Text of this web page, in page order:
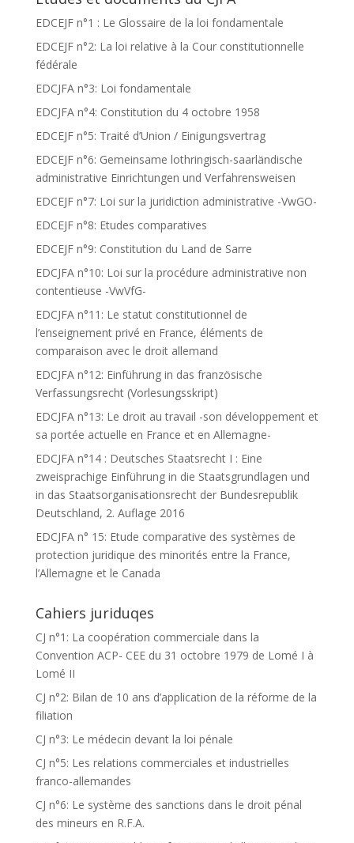
EDCEJF n°1 : Le Glossaire de la loi fondamentale
EDCEJF n°2: La loi relative à la Cour constitutionnelle
fédérale
EDCJFA n°3: Loi fondamentale
EDCJFA n°4: Constitution du 4 octobre 1958
EDCEJF n°5: Traité d’Union / Einigungsvertrag
EDCEJF n°6: Gemeinsame lothringisch-saarländische
administrative Einrichtungen und Verfahrensweisen
EDCEJF n°7: Loi sur la juridiction administrative -VwGO-
EDCEJF n°8: Etudes comparatives
EDCEJF n°9: Constitution du Land de Sarre
EDCJFA n°10: Loi sur la procédure administrative non
contentieuse -VwVfG-
EDCJFA n°11: Le statut constitutionnel de
l’enseignement privé en France, éléments de
comparaison avec le droit allemand
EDCJFA n°12: Einführung in das französische
Verfassungsrecht (Vorlesungsskript)
EDCJFA n°13: Le droit au travail -son développement et
sa portée actuelle en France et en Allemagne-
EDCJFA n°14 : Deutsches Staatsrecht I : Eine
zweisprachige Einführung in die Staatsgrundlagen und
in das Staatsorganisationsrecht der Bundesrepublik
Deutschland, 2. Auflage 2016
EDCJFA n° 15: Etude comparative des systèmes de
protection juridique des minorités entre la France,
l’Allemagne et le Canada
Cahiers juriduqes
CJ n°1: La coopération commerciale dans la
Convention ACP- CEE du 31 octobre 1979 de Lomé I à
Lomé II
CJ n°2: Bilan de 10 ans d’application de la réforme de la
filiation
CJ n°3: Le médecin devant la loi pénale
CJ n°5: Les relations commerciales et industrielles
franco-allemandes
CJ n°6: Le système des sanctions dans le droit pénal
des mineurs en R.F.A.